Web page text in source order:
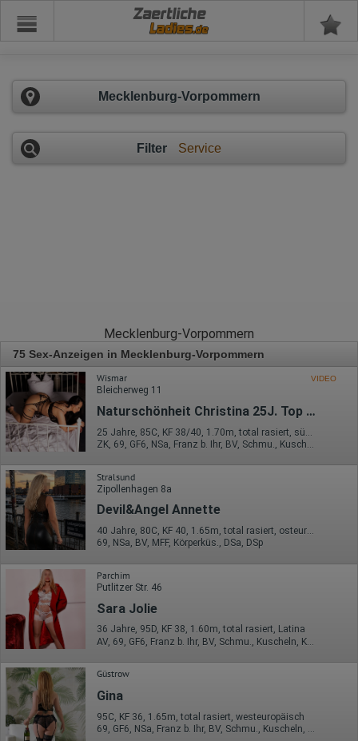
Zaertliche
Mecklenburg-Vorpommern
Filter Service
Mecklenburg-Vorpommern
75 Sex-Anzeigen in Mecklenburg-Vorpommern
Wismar VIDEO
Bleicherweg 11
Naturschönheit Christina 25J. Top Service 24H
25 Jahre, 85C, KF 38/40, 1.70m, total rasiert, südländisch
ZK, 69, GF6, NSa, Franz b. Ihr, BV, Schmu., Kuscheln
Stralsund
Zipollenhagen 8a
Devil&Angel Annette
40 Jahre, 80C, KF 40, 1.65m, total rasiert, osteuropäisch
69, NSa, BV, MFF, Körperküs., DSa, DSp
Parchim
Putlitzer Str. 46
Sara Jolie
36 Jahre, 95D, KF 38, 1.60m, total rasiert, Latina
Güstrow
Gina
95C, KF 36, 1.65m, total rasiert, westeuropäisch
69, GF6, NSa, Franz b. Ihr, BV, Schmu., Kuscheln, Körperküs.